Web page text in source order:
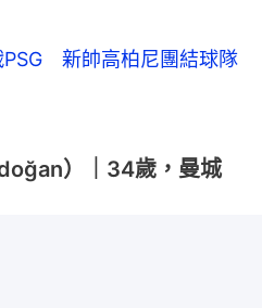
PSG 新帥高柏尼團結球隊
）｜34歲，曼城